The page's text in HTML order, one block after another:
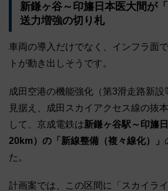
新鎌ヶ谷～印旛日本医大間が
送力増強の切り札
車両の導入だけでなく、インフラ面
トが動き出しそうです。
成田空港の機能強化（第3滑走路新設
見据え、成田スカイアクセス線の抜
して、京成電鉄は新鎌ヶ谷駅～印旛
20km）の「新線整備（複々線化）」
た。
計画案では、この区間に「スカイラ